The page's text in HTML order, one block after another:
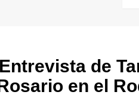
Entrevista de
en el